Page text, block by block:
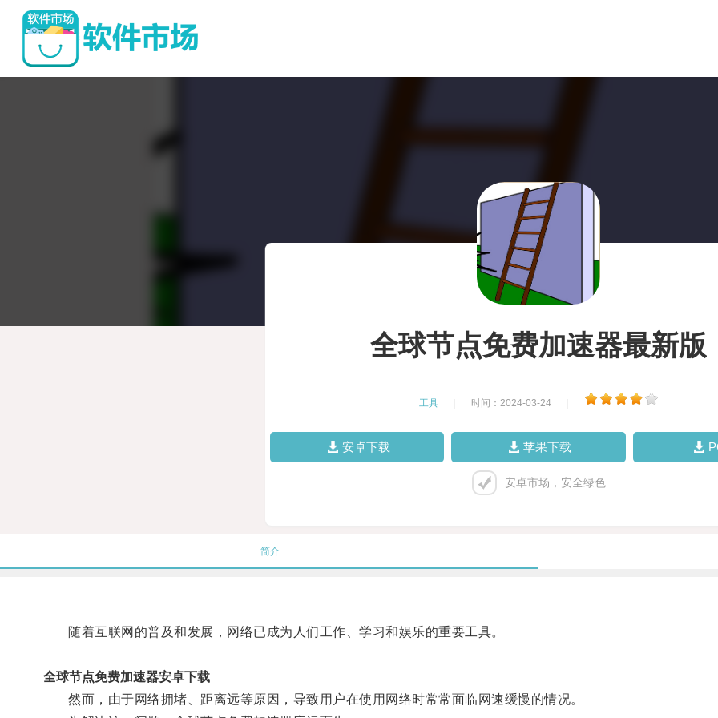
全球节点免费加速器最新版
工具 时间：2024-03-24
安卓下载 苹果下载
安卓市场，安全绿色
简介
随着互联网的普及和发展，网络已成为人们工作、学习和娱乐的重要工具。
全球节点免费加速器安卓下载
然而，由于网络拥堵、距离远等原因，导致用户在使用网络时常常面临网速缓慢的情况。